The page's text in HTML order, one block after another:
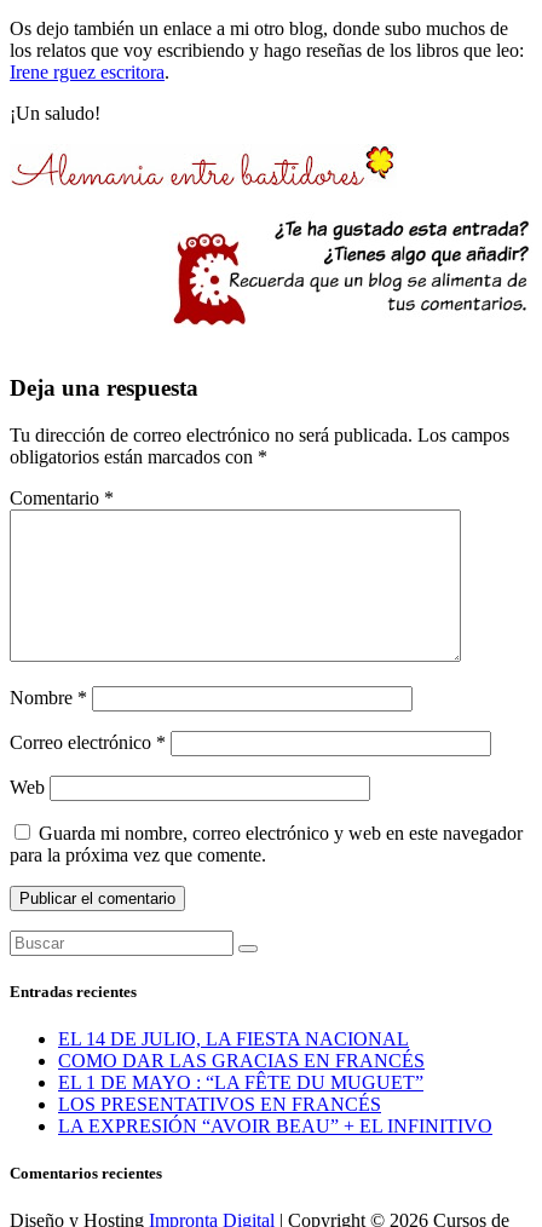
Os dejo también un enlace a mi otro blog, donde subo muchos de
los relatos que voy escribiendo y hago reseñas de los libros que leo:
Irene rguez escritora.
¡Un saludo!
Deja una respuesta
Tu dirección de correo electrónico no será publicada. Los campos
obligatorios están marcados con *
Comentario *
Nombre *
Correo electrónico *
Web
Guarda mi nombre, correo electrónico y web en este navegador
para la próxima vez que comente.
Entradas recientes
EL 14 DE JULIO, LA FIESTA NACIONAL
COMO DAR LAS GRACIAS EN FRANCÉS
EL 1 DE MAYO : “LA FÊTE DU MUGUET”
LOS PRESENTATIVOS EN FRANCÉS
LA EXPRESIÓN “AVOIR BEAU” + EL INFINITIVO
Comentarios recientes
Diseño y Hosting Impronta Digital | Copyright © 2026 Cursos de